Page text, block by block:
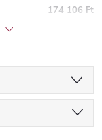
174 106 Ft